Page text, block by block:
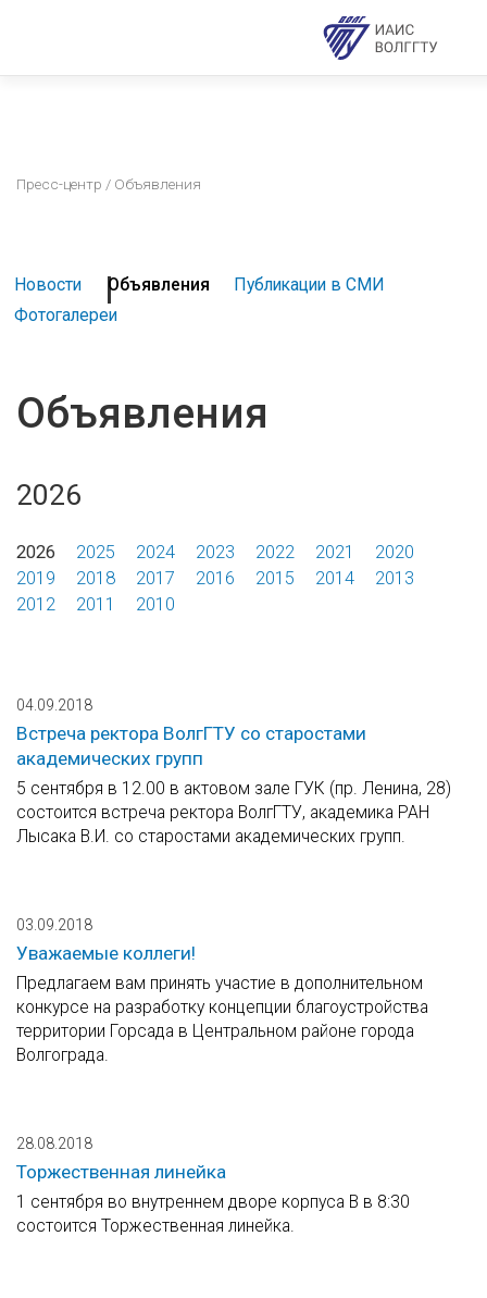
Пресс-центр / Объявления
Новости Объявления
Публикации в СМИ
Фотогалереи
Объявления
2026
2026 2025 2024 2023 2022 2021
2020
2019
2018 2017 2016 2015 2014
2013
2012
2011 2010
04.09.2018
Встреча ректора ВолгГТУ со старостами
академических групп
5 сентября в 12.00 в актовом зале ГУК (пр. Ленина, 28)
состоится встреча ректора ВолгГТУ, академика РАН
Лысака В.И. со старостами академических групп.
03.09.2018
Уважаемые коллеги!
Предлагаем вам принять участие в дополнительном
конкурсе на разработку концепции благоустройства
территории Горсада в Центральном районе города
Волгограда.
28.08.2018
Торжественная линейка
1 сентября во внутреннем дворе корпуса В в 8:30
состоится Торжественная линейка.